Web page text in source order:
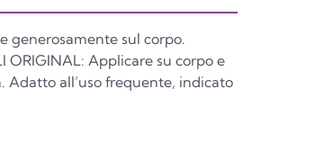
generosamente sul corpo.
ORIGINAL: Applicare su corpo e
Adatto all’uso frequente, indicato